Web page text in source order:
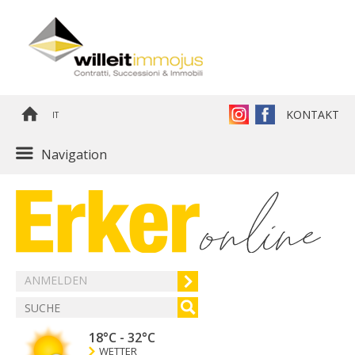
IT KONTAKT
Navigation
ANMELDEN
18°C - 32°C
WETTER